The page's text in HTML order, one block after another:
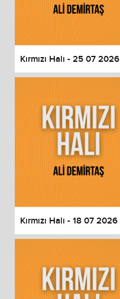
Kırmızı Halı - 25 07 2026
Kırmızı Halı - 18 07 2026